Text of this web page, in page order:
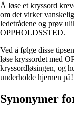
Å løse et kryssord
om det virker
ledetrådene og prøv
OPPHOLDSSTED.
Ved å følge disse
løse kryssordet med
kryssordløsingen, og
underholde hjernen på!
Synonymer